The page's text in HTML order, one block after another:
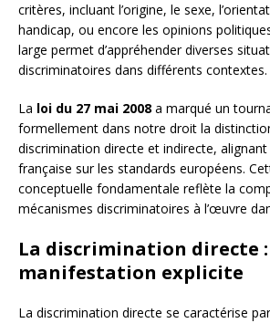
critères, incluant l’origine, le sexe,
handicap, ou encore les opinions
large permet d’appréhender diverses
discriminatoires dans différents contextes.
La loi du 27 mai 2008 a marqué un
formellement dans notre droit la
discrimination directe et indirecte,
française sur les standards européens.
conceptuelle fondamentale reflète la
mécanismes discriminatoires à l’œuvre
La discrimination directe
manifestation explicite
La discrimination directe se caractérise